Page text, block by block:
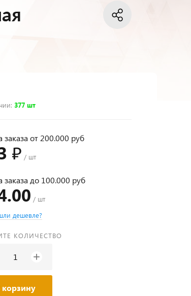
: 377 шт
от 200.000 руб
₽ / шт
заказа до 100.000 руб
/ шт
дешевле?
КОЛИЧЕСТВО
+
корзину